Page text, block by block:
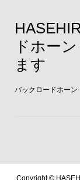
ドホー
ます
バックロードホー
Copyright ©